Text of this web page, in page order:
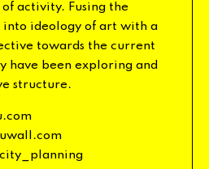
of activity. Fusing the
into ideology of art with a
towards the current
have been exploring and
structure.
.com
.com
city planning